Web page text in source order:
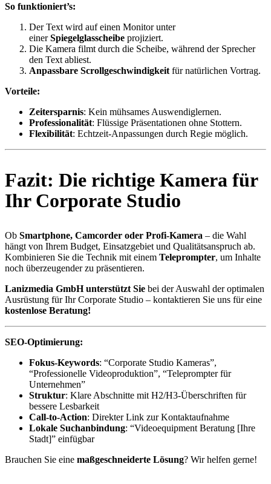
So funktioniert’s:
Der Text wird auf einen Monitor unter
einerSpiegelglasscheibe projiziert.
Die Kamera filmt durch die Scheibe, während der Sprecher
den Text abliest.
Anpassbare Scrollgeschwindigkeit für natürlichen Vortrag.
Vorteile:
Zeitersparnis: Kein mühsames Auswendiglernen.
Professionalität: Flüssige Präsentationen ohne Stottern.
Flexibilität: Echtzeit-Anpassungen durch Regie möglich.
Fazit: Die richtige Kamera für
Ihr Corporate Studio
Ob Smartphone, Camcorder oder Profi-Kamera – die Wahl
hängt von Ihrem Budget, Einsatzgebiet und Qualitätsanspruch ab.
Kombinieren Sie die Technik mit einem Teleprompter, um Inhalte
noch überzeugender zu präsentieren.
Lanizmedia GmbH unterstützt Sie bei der Auswahl der optimalen
Ausrüstung für Ihr Corporate Studio – kontaktieren Sie uns für eine
kostenlose Beratung!
SEO-Optimierung:
Fokus-Keywords: “Corporate Studio Kameras”,
“Professionelle Videoproduktion”, “Teleprompter für
Unternehmen”
Struktur: Klare Abschnitte mit H2/H3-Überschriften für
bessere Lesbarkeit
Call-to-Action: Direkter Link zur Kontaktaufnahme
Lokale Suchanbindung: “Videoequipment Beratung [Ihre
Stadt]” einfügbar
Brauchen Sie eine maßgeschneiderte Lösung? Wir helfen gerne!